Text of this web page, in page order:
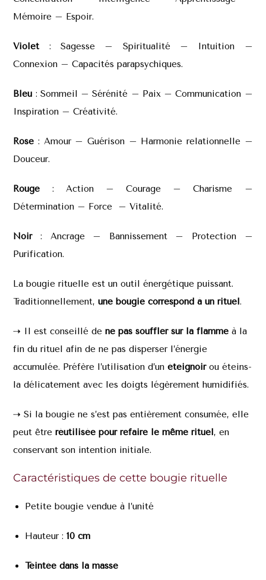
Mémoire – Espoir.
Violet: Sagesse – Spiritualité – Intuition –
Connexion – Capacités parapsychiques.
Bleu : Sommeil – Sérénité – Paix – Communication –
Inspiration – Créativité.
Rose : Amour – Guérison – Harmonie relationnelle –
Douceur.
Rouge : Action – Courage – Charisme –
Détermination – Force – Vitalité.
Noir: Ancrage – Bannissement –
Protection –
Purification.
La bougie rituelle est un outil énergétique puissant.
Traditionnellement,une bougie correspond à un rituel.
⇢ Il est conseillé dene pas souffler sur la flamme à la
fin du rituel afin de ne pas disperser l’énergie
accumulée. Préfère l’utilisation d’unéteignoirou éteins-
la délicatement avec les doigts légèrement humidifiés.
⇢ Si la bougie ne s’est pas entièrement consumée, elle
peut êtreréutilisée pour refaire le même rituel, en
conservant son intention initiale.
Caractéristiques de cette bougie rituelle
Petite bougie vendue à l’unité
Hauteur :10 cm
Teintée dans la masse